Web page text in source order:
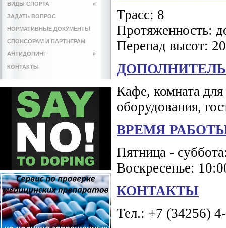
ВИДЫ СПОРТА »
ЗАДАТЬ ВОПРОС
НОРМАТИВНЫЕ ДОКУМЕНТЫ
СПОНСОРАМ И ПАРТНЕРАМ
АНТИДОПИНГ »
КОНТАКТЫ
Трасс: 8
Протяженность:
Перепад высот:
Кафе, комната
оборудования,
ВРЕМЯ
Пятница -
Воскресенье:
КОНТАКТЫ
Тел.: +7 (34256)